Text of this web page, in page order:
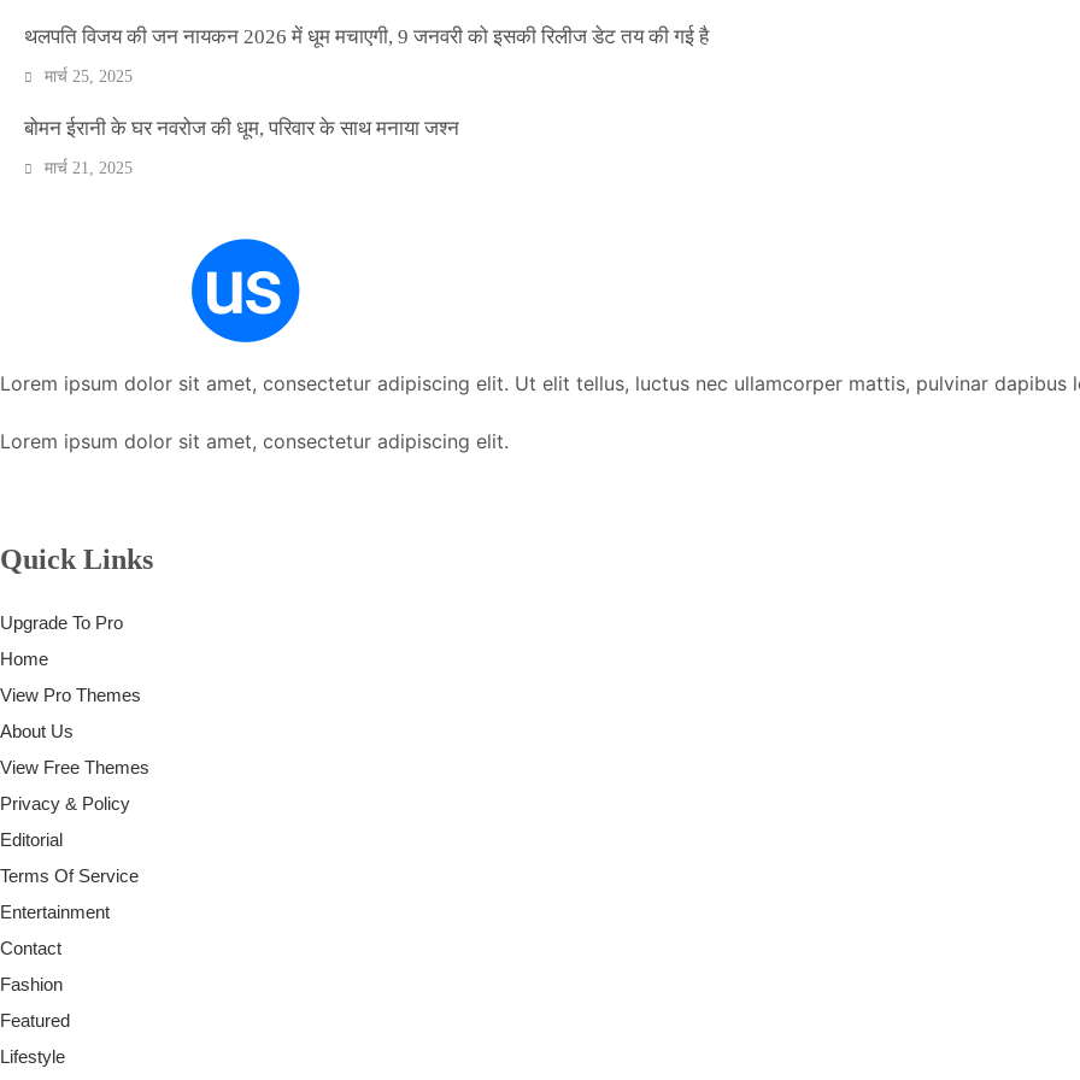
थलपति विजय की जन नायकन 2026 में धूम मचाएगी, 9 जनवरी को इसकी रिलीज डेट तय की गई है
मार्च 25, 2025
बोमन ईरानी के घर नवरोज की धूम, परिवार के साथ मनाया जश्न
मार्च 21, 2025
Lorem ipsum dolor sit amet, consectetur adipiscing elit. Ut elit tellus, luctus nec ullamcorper mattis, pulvinar dapibus
Lorem ipsum dolor sit amet, consectetur adipiscing elit.
Quick Links
Upgrade To Pro
Home
View Pro Themes
About Us
View Free Themes
Privacy & Policy
Editorial
Terms Of Service
Entertainment
Contact
Fashion
Featured
Lifestyle